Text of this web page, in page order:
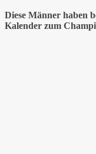
Diese Männer haben
Kalender zum